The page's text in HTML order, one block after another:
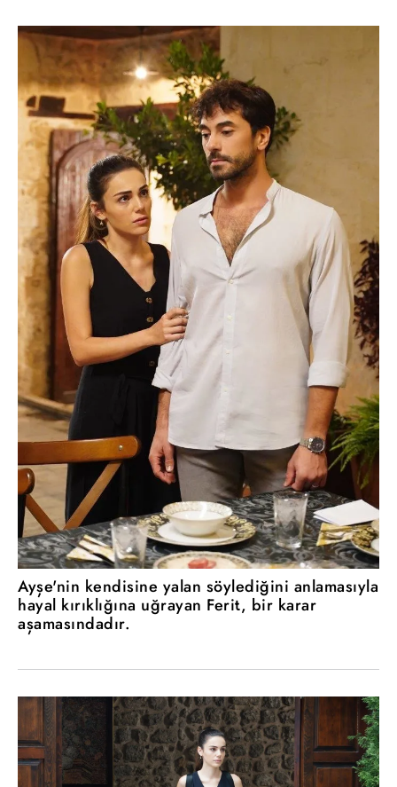
Ayşe'nin kendisine yalan söylediğini anlamasıyla
hayal kırıklığına uğrayan Ferit, bir karar
aşamasındadır.